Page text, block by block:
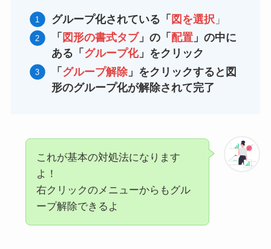
グループ化されている「 図を選択 」
「 図形の書式タブ 」の「 配置 」の中に
ある「 グループ化」をクリック
「 グループ解除」をクリックすると図
形のグループ化が解除されて完了
これが基本の対処法になります
よ！
右クリックのメニューからもグル
ープ解除できるよ